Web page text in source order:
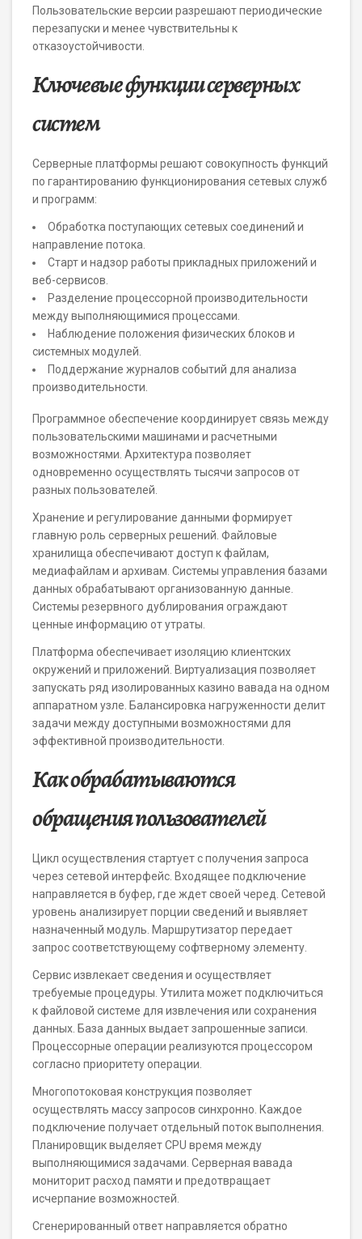
Пользовательские версии разрешают периодические
перезапуски и менее чувствительны к
отказоустойчивости.
Ключевые функции серверных
систем
Серверные платформы решают совокупность функций
по гарантированию функционирования сетевых служб
и программ:
Обработка поступающих сетевых соединений и
направление потока.
Старт и надзор работы прикладных приложений и
веб-сервисов.
Разделение процессорной производительности
между выполняющимися процессами.
Наблюдение положения физических блоков и
системных модулей.
Поддержание журналов событий для анализа
производительности.
Программное обеспечение координирует связь между
пользовательскими машинами и расчетными
возможностями. Архитектура позволяет
одновременно осуществлять тысячи запросов от
разных пользователей.
Хранение и регулирование данными формирует
главную роль серверных решений. Файловые
хранилища обеспечивают доступ к файлам,
медиафайлам и архивам. Системы управления базами
данных обрабатывают организованную данные.
Системы резервного дублирования ограждают
ценные информацию от утраты.
Платформа обеспечивает изоляцию клиентских
окружений и приложений. Виртуализация позволяет
запускать ряд изолированных казино вавада на одном
аппаратном узле. Балансировка нагруженности делит
задачи между доступными возможностями для
эффективной производительности.
Как обрабатываются
обращения пользователей
Цикл осуществления стартует с получения запроса
через сетевой интерфейс. Входящее подключение
направляется в буфер, где ждет своей черед. Сетевой
уровень анализирует порции сведений и выявляет
назначенный модуль. Маршрутизатор передает
запрос соответствующему софтверному элементу.
Сервис извлекает сведения и осуществляет
требуемые процедуры. Утилита может подключиться
к файловой системе для извлечения или сохранения
данных. База данных выдает запрошенные записи.
Процессорные операции реализуются процессором
согласно приоритету операции.
Многопотоковая конструкция позволяет
осуществлять массу запросов синхронно. Каждое
подключение получает отдельный поток выполнения.
Планировщик выделяет CPU время между
выполняющимися задачами. Серверная вавада
мониторит расход памяти и предотвращает
исчерпание возможностей.
Сгенерированный ответ направляется обратно